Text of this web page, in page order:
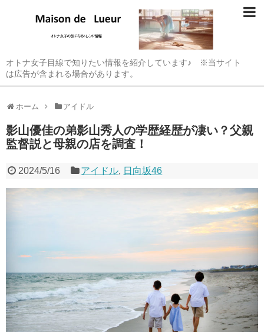
オトナ女子目線で知りたい情報を紹介しています♪ ※当サイト
は広告が含まれる場合があります。
ホーム アイドル
影山優佳の弟影山秀人の学歴経歴が凄い？父親
監督説と母親の店を調査！
2024/5/16 アイドル, 日向坂46